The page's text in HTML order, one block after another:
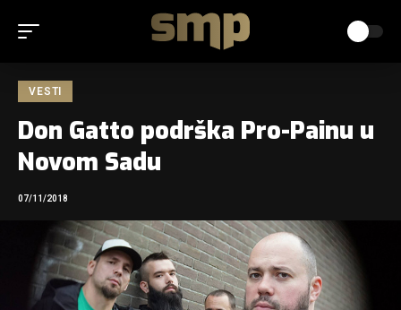
VESTI
Don Gatto podrška Pro-Painu u
Novom Sadu
07/11/2018